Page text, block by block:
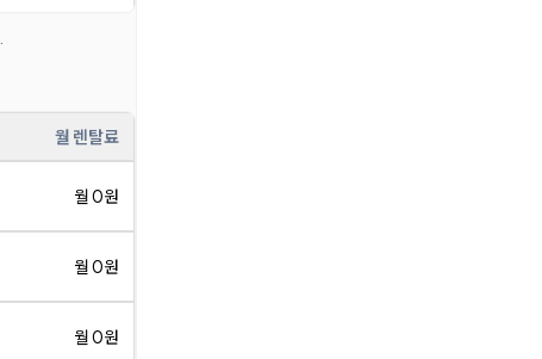
월 렌탈료
월 0원
월 0원
월 0원